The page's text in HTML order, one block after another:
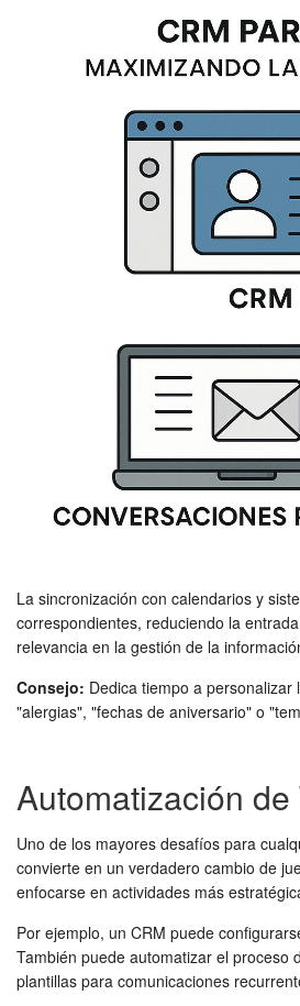
La sincronización con calendarios y
correspondientes, reduciendo la
relevancia en la gestión de la
Consejo: Dedica tiempo a
"alergias", "fechas de aniversario" o
Automatización
Uno de los mayores desafíos para
convierte en un verdadero cambio de
enfocarse en actividades más
Por ejemplo, un CRM puede
También puede automatizar el proceso
plantillas para comunicaciones